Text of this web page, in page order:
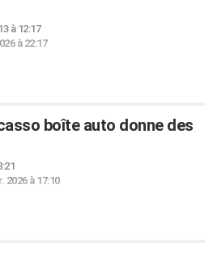
à 12:17
à 22:17
boîte auto donne des
2026 à 17:10